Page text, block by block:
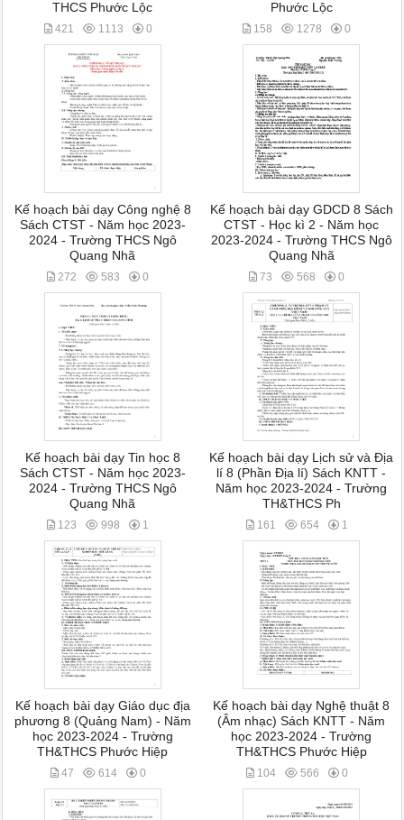
THCS Phước Lộc
421 1113 0
Phước Lộc
158 1278 0
Kế hoạch bài dạy Công nghệ 8
Sách CTST - Năm học 2023-
2024 - Trường THCS Ngô
Quang Nhã
272 583 0
Kế hoạch bài dạy GDCD 8 Sách
CTST - Học kì 2 - Năm học
2023-2024 - Trường THCS Ngô
Quang Nhã
73 568 0
Kế hoạch bài dạy Tin học 8
Sách CTST - Năm học 2023-
2024 - Trường THCS Ngô
Quang Nhã
123 998 1
Kế hoạch bài dạy Lịch sử và Địa
lí 8 (Phần Địa lí) Sách KNTT -
Năm học 2023-2024 - Trường
TH&THCS Ph
161 654 1
Kế hoạch bài dạy Giáo dục địa
phương 8 (Quảng Nam) - Năm
học 2023-2024 - Trường
TH&THCS Phước Hiệp
47 614 0
Kế hoạch bài dạy Nghệ thuật 8
(Âm nhạc) Sách KNTT - Năm
học 2023-2024 - Trường
TH&THCS Phước Hiệp
104 566 0